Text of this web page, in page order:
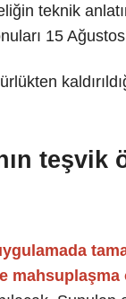
teknik
15
teşvik